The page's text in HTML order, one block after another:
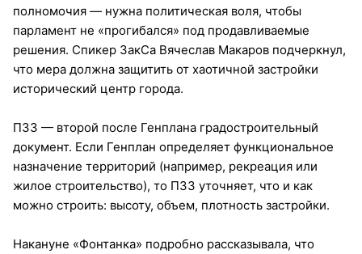
полномочия — нужна политическая воля, чтобы
парламент не «прогибался» под продавливаемые
решения. Спикер ЗакСа Вячеслав Макаров подчеркнул,
что мера должна защитить от хаотичной застройки
исторический центр города.
ПЗЗ — второй после Генплана градостроительный
документ. Если Генплан определяет функциональное
назначение территорий (например, рекреация или
жилое строительство), то ПЗЗ уточняет, что и как
можно строить: высоту, объем, плотность застройки.
Накануне «Фонтанка» подробно рассказывала, что